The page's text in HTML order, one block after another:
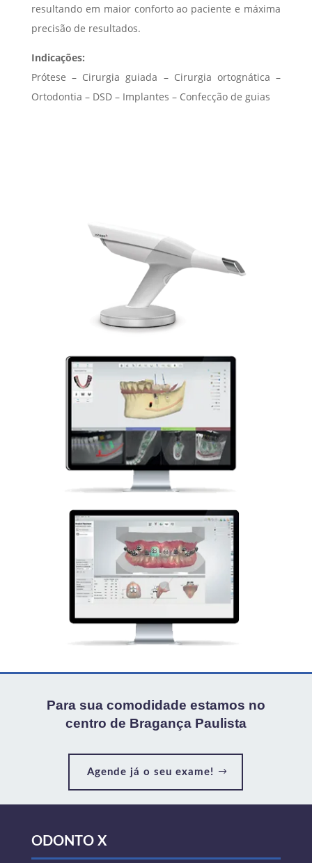
resultando em maior conforto ao paciente e máxima
precisão de resultados.
Indicações:
Prótese​ – Cirurgia guiada – Cirurgia ortognática –
Ortodontia – DSD – Implantes – Confecção de guias
Para sua comodidade estamos no
centro de Bragança Paulista
Agende já o seu exame!
ODONTO X